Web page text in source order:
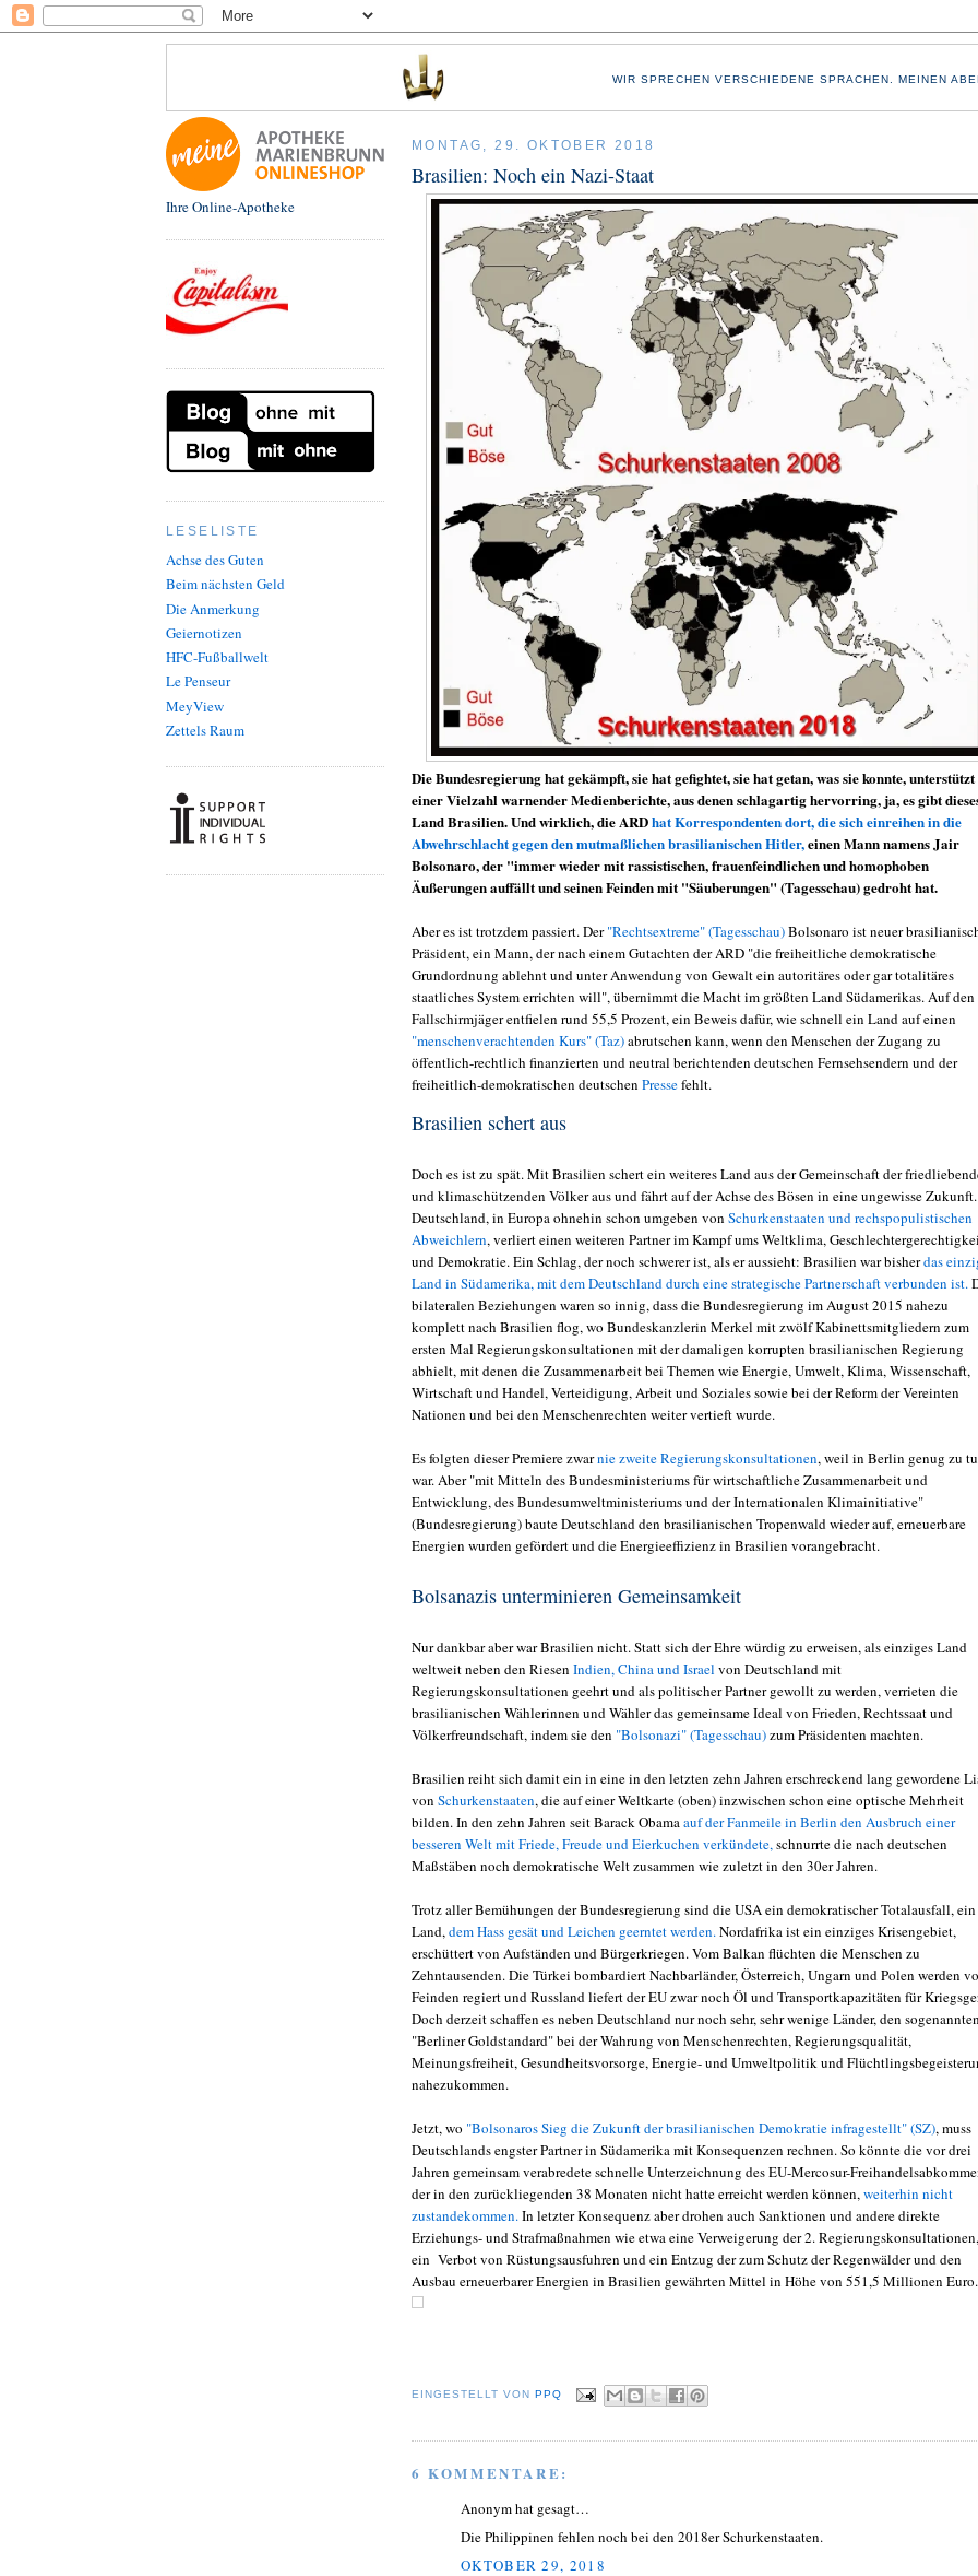
WIR SPRECHEN VERSCHIEDENE SPRACHEN. MEINEN
Ihre Online-Apotheke
LESELISTE
Achse des Guten
Beim nächsten Geld
Die Anmerkung
Geiernotizen
HFC-Fußballwelt
Le Penseur
MeyView
Zettels Raum
MONTAG, 29. OKTOBER 2018
Brasilien: Noch ein Nazi-Staat
Die Bundesregierung hat gekämpft, sie hat gefightet, sie hat getan, was sie konnte,
einer Vielzahl warnender Medienberichte, aus denen schlagartig hervorring, ja, es gibt
Land Brasilien. Und wirklich, die ARDhat Korrespondenten dort, die sich einreihen in die
Abwehrschlacht gegen den mutmaßlichen brasilianischen Hitler,einen Mann namens Jair
Bolsonaro, der "immer wieder mit rassistischen, frauenfeindlichen und homophoben
Äußerungen auffällt und seinen Feinden mit "Säuberungen" (Tagesschau) gedroht hat.
Aber es ist trotzdem passiert. Der"Rechtsextreme" (Tagesschau)Bolsonaro ist neuer
Präsident, ein Mann, der nach einem Gutachten der ARD "die freiheitliche demokratische
Grundordnung ablehnt und unter Anwendung von Gewalt ein autoritäres oder gar totalitäres
staatliches System errichten will", übernimmt die Macht im größten Land Südamerikas. Auf
Fallschirmjäger entfielen rund 55,5 Prozent, ein Beweis dafür, wie schnell ein Land auf einen
"menschenverachtenden Kurs" (Taz)abrutschen kann, wenn den Menschen der Zugang zu
öffentlich-rechtlich finanzierten und neutral berichtenden deutschen Fernsehsendern und der
freiheitlich-demokratischen deutschen Pressefehlt.
Brasilien schert aus
Doch es ist zu spät. Mit Brasilien schert ein weiteres Land aus der Gemeinschaft der
und klimaschützenden Völker aus und fährt auf der Achse des Bösen in eine ungewisse Zukunft.
Deutschland, in Europa ohnehin schon umgeben von Schurkenstaaten und rechspopulistischen
Abweichlern, verliert einen weiteren Partner im Kampf ums Weltklima,
und Demokratie. Ein Schlag, der noch schwerer ist, als er aussieht: Brasilien war bisherdas
Land in Südamerika, mit dem Deutschland durch eine strategische Partnerschaft verbunden ist.
bilateralen Beziehungen waren so innig, dass die Bundesregierung im August 2015 nahezu
komplett nach Brasilien flog, wo Bundeskanzlerin Merkel mit zwölf Kabinettsmitgliedern zum
ersten Mal Regierungskonsultationen mit der damaligen korrupten brasilianischen Regierung
abhielt, mit denen die Zusammenarbeit bei Themen wie Energie, Umwelt, Klima, Wissenschaft,
Wirtschaft und Handel, Verteidigung, Arbeit und Soziales sowie bei der Reform der Vereinten
Nationen und bei den Menschenrechten weiter vertieft wurde.
Es folgten dieser Premiere zwarnie zweite Regierungskonsultationen, weil in Berlin genug zu
war. Aber "mit Mitteln des Bundesministeriums für wirtschaftliche Zusammenarbeit und
Entwicklung, des Bundesumweltministeriums und der Internationalen Klimainitiative"
(Bundesregierung) baute Deutschland den brasilianischen Tropenwald wieder auf, erneuerbare
Energien wurden gefördert und die Energieeffizienz in Brasilien vorangebracht.
Bolsanazis unterminieren Gemeinsamkeit
Nur dankbar aber war Brasilien nicht. Statt sich der Ehre würdig zu erweisen, als einziges Land
weltweit neben den Riesen Indien, China und Israel von Deutschland mit
Regierungskonsultationen geehrt und als politischer Partner gewollt zu werden, verrieten die
brasilianischen Wählerinnen und Wähler das gemeinsame Ideal von Frieden, Rechtssaat und
Völkerfreundschaft, indem sie den "Bolsonazi" (Tagesschau)zum Präsidenten machten.
Brasilien reiht sich damit ein in eine in den letzten zehn Jahren erschreckend lang gewordene
von Schurkenstaaten, die auf einer Weltkarte (oben) inzwischen schon eine optische Mehrheit
bilden. In den zehn Jahren seit Barack Obamaauf der Fanmeile in Berlin den Ausbruch einer
besseren Welt mit Friede, Freude und Eierkuchen verkündete,schnurrte die nach deutschen
Maßstäben noch demokratische Welt zusammen wie zuletzt in den 30er Jahren.
Trotz aller Bemühungen der Bundesregierung sind die USA ein demokratischer Totalausfall, ein
Land,dem Hass gesät und Leichen geerntet werden.Nordafrika ist ein einziges Krisengebiet,
erschüttert von Aufständen und Bürgerkriegen. Vom Balkan flüchten die Menschen zu
Zehntausenden. Die Türkei bombardiert Nachbarländer, Österreich, Ungarn und Polen werden
Feinden regiert und Russland liefert der EU zwar noch Öl und Transportkapazitäten für
Doch derzeit schaffen es neben Deutschland nur noch sehr, sehr wenige Länder, den sogenannten
"Berliner Goldstandard" bei der Wahrung von Menschenrechten, Regierungsqualität,
Meinungsfreiheit, Gesundheitsvorsorge, Energie- und Umweltpolitik und
nahezukommen.
Jetzt, wo "Bolsonaros Sieg die Zukunft der brasilianischen Demokratie infragestellt" (SZ), muss
Deutschlands engster Partner in Südamerika mit Konsequenzen rechnen. So könnte die vor drei
Jahren gemeinsam verabredete schnelle Unterzeichnung des EU-Mercosur-
der in den zurückliegenden 38 Monaten nicht hatte erreicht werden können,weiterhin nicht
zustandekommen.In letzter Konsequenz aber drohen auch Sanktionen und andere direkte
Erziehungs- und Strafmaßnahmen wie etwa eine Verweigerung der 2. Regierungskonsultationen,
ein Verbot von Rüstungsausfuhren und ein Entzug der zum Schutz der Regenwälder und den
Ausbau erneuerbarer Energien in Brasilien gewährten Mittel in Höhe von 551,5 Millionen Euro.
EINGESTELLT VONPPQ
6 KOMMENTARE:
Anonym hat gesagt…
Die Philippinen fehlen noch bei den 2018er Schurkenstaaten.
OKTOBER 29, 2018